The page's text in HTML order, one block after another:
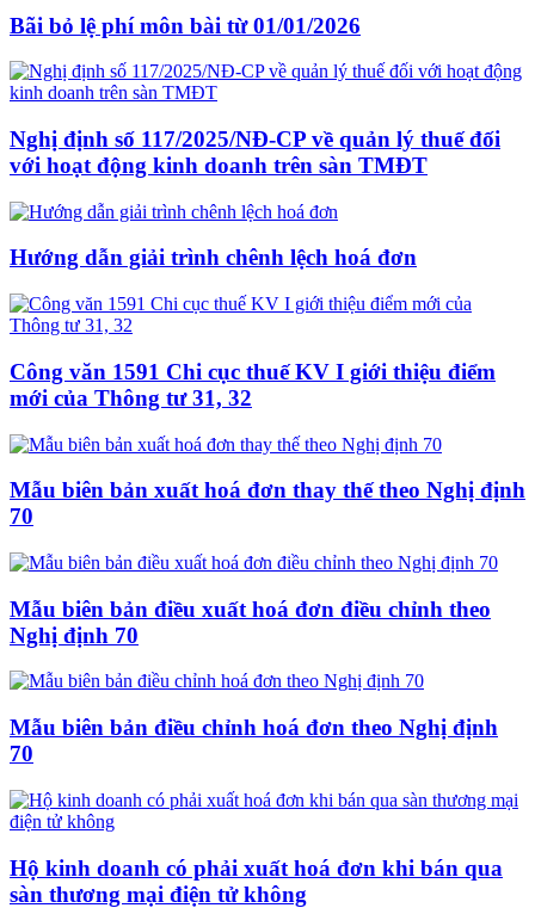
Bãi bỏ lệ phí môn bài từ 01/01/2026
Nghị định số 117/2025/NĐ-CP về quản lý thuế đối
với hoạt động kinh doanh trên sàn TMĐT
Hướng dẫn giải trình chênh lệch hoá đơn
Công văn 1591 Chi cục thuế KV I giới thiệu điểm
mới của Thông tư 31, 32
Mẫu biên bản xuất hoá đơn thay thế theo Nghị định
70
Mẫu biên bản điều xuất hoá đơn điều chỉnh theo
Nghị định 70
Mẫu biên bản điều chỉnh hoá đơn theo Nghị định
70
Hộ kinh doanh có phải xuất hoá đơn khi bán qua
sàn thương mại điện tử không